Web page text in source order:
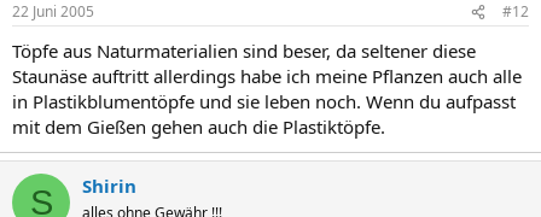
22 Juni 2005 #12
Töpfe aus Naturmaterialien sind beser, da seltener diese
Staunäse auftritt allerdings habe ich meine Pflanzen auch alle
in Plastikblumentöpfe und sie leben noch. Wenn du aufpasst
mit dem Gießen gehen auch die Plastiktöpfe.
S Shirin
alles ohne Gewähr !!!